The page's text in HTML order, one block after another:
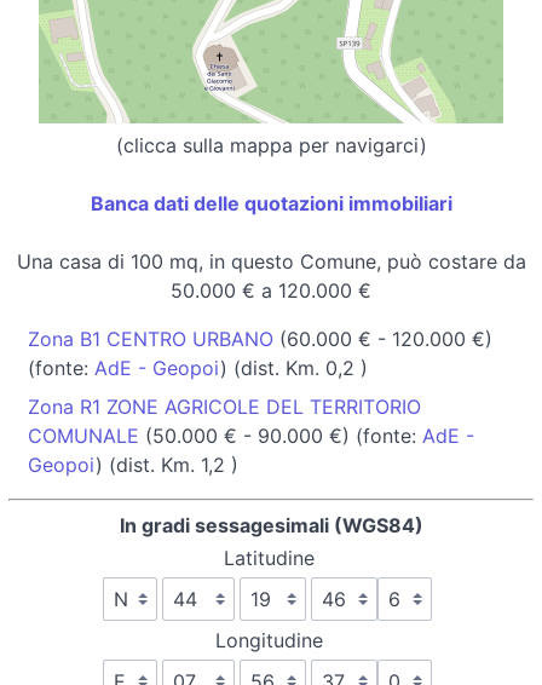
(clicca sulla mappa per navigarci)
Banca dati delle quotazioni immobiliari
Una casa di 100 mq, in questo Comune, può costare da
50.000 € a 120.000 €
Zona B1 CENTRO URBANO (60.000 € - 120.000 €)
(fonte: AdE - Geopoi) (dist. Km. 0,2 )
Zona R1 ZONE AGRICOLE DEL TERRITORIO
COMUNALE (50.000 € - 90.000 €) (fonte: AdE -
Geopoi) (dist. Km. 1,2 )
In gradi sessagesimali (WGS84)
Latitudine
Longitudine